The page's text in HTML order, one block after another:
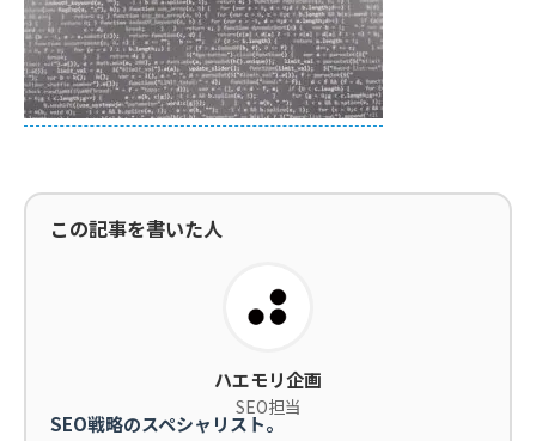
この記事を書いた人
ハエモリ企画
SEO担当
SEO戦略のスペシャリスト。